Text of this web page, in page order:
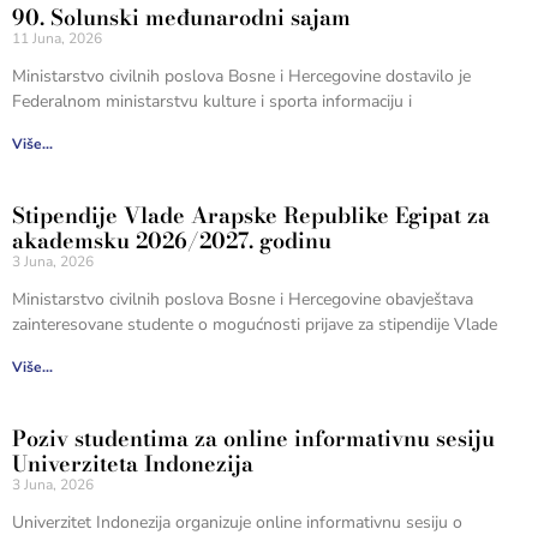
90. Solunski međunarodni sajam
11 Juna, 2026
Ministarstvo civilnih poslova Bosne i Hercegovine dostavilo je
Federalnom ministarstvu kulture i sporta informaciju i
Više...
Stipendije Vlade Arapske Republike Egipat za
akademsku 2026/2027. godinu
3 Juna, 2026
Ministarstvo civilnih poslova Bosne i Hercegovine obavještava
zainteresovane studente o mogućnosti prijave za stipendije Vlade
Više...
Poziv studentima za online informativnu sesiju
Univerziteta Indonezija
3 Juna, 2026
Univerzitet Indonezija organizuje online informativnu sesiju o